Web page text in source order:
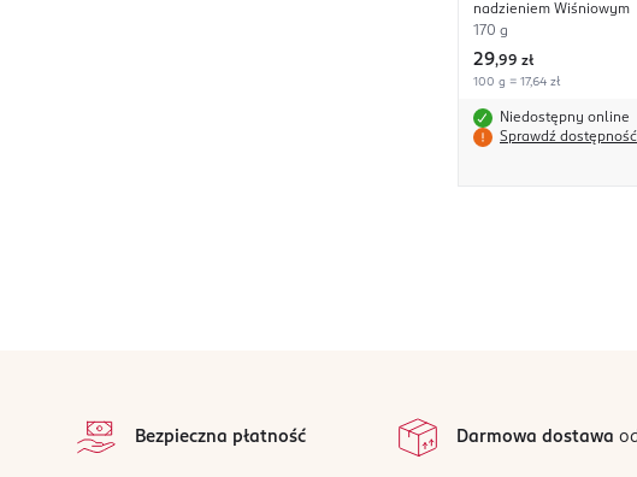
nadzieniem Wiśniowym
170 g
29,99 zł
100 g = 17,64 zł
Niedostępny online
Sprawdź
Bezpieczna płatność Darmowa dostawa